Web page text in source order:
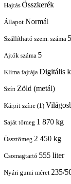
Hajtás Összkerék
Állapot Normál
Szállítható szem. száma
Ajtók száma 5
Klíma fajtája Digitális
Szín Zöld (metál)
Kárpit színe (1)
Saját tömeg 1 870 kg
Össztömeg 2 450 kg
Csomagtartó 555 liter
Nyári gumi méret 235/